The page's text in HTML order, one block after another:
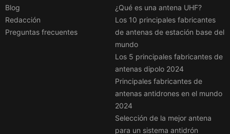
Blog
Redacción
Preguntas frecuentes
¿Qué es una antena UHF?
Los 10 principales fabricantes
de antenas de estación base del
mundo
Los 5 principales fabricantes de
antenas dipolo 2024
Principales fabricantes de
antenas antidrones en el mundo
2024
Selección de la mejor antena
para un sistema antidrón